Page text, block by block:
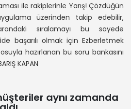
ile rakiplerinle Yarış! Çözdüğün
üzerinden takip edebilir,
sıralamayı bu sayede
başarılı olmak için Ezberletmek
hazırlanan bu soru bankasını
KAPAN
aynı zamanda